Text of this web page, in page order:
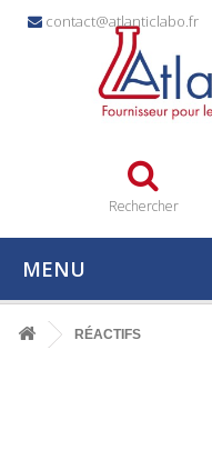
contact@atlanticlabo.fr
Rechercher
MENU
RÉACTIFS